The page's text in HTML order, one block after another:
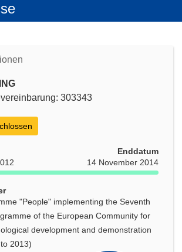
303343
Enddatum
14 November 2014
"People" implementing the Seventh
of the European Community for
development and demonstration
2013)